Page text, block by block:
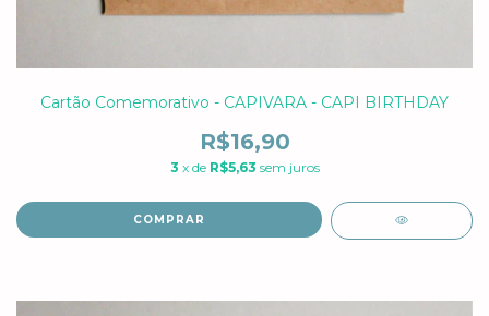
Cartão Comemorativo - CAPIVARA - CAPI BIRTHDAY
R$16,90
3 x de R$5,63 sem juros